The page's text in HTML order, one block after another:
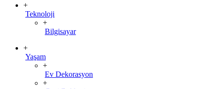
+
Teknoloji
+
Bilgisayar
+
Yaşam
+
Ev Dekorasyon
+